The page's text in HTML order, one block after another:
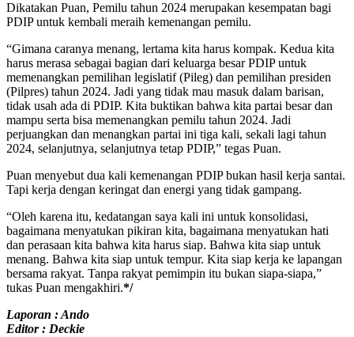
Dikatakan Puan, Pemilu tahun 2024 merupakan kesempatan bagi
PDIP untuk kembali meraih kemenangan pemilu.
“Gimana caranya menang, lertama kita harus kompak. Kedua kita
harus merasa sebagai bagian dari keluarga besar PDIP untuk
memenangkan pemilihan legislatif (Pileg) dan pemilihan presiden
(Pilpres) tahun 2024. Jadi yang tidak mau masuk dalam barisan,
tidak usah ada di PDIP. Kita buktikan bahwa kita partai besar dan
mampu serta bisa memenangkan pemilu tahun 2024. Jadi
perjuangkan dan menangkan partai ini tiga kali, sekali lagi tahun
2024, selanjutnya, selanjutnya tetap PDIP,” tegas Puan.
Puan menyebut dua kali kemenangan PDIP bukan hasil kerja santai.
Tapi kerja dengan keringat dan energi yang tidak gampang.
“Oleh karena itu, kedatangan saya kali ini untuk konsolidasi,
bagaimana menyatukan pikiran kita, bagaimana menyatukan hati
dan perasaan kita bahwa kita harus siap. Bahwa kita siap untuk
menang. Bahwa kita siap untuk tempur. Kita siap kerja ke lapangan
bersama rakyat. Tanpa rakyat pemimpin itu bukan siapa-siapa,”
tukas Puan mengakhiri.*/
Laporan : Ando
Editor : Deckie